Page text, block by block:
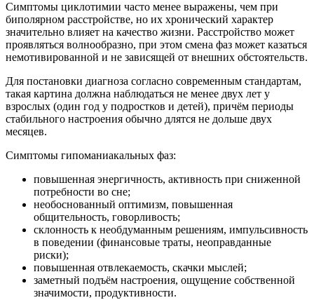
Симптомы циклотимии часто менее выражены, чем при
биполярном расстройстве, но их хронический характер
значительно влияет на качество жизни. Расстройство может
проявляться волнообразно, при этом смена фаз может казаться
немотивированной и не зависящей от внешних обстоятельств.
Для постановки диагноза согласно современным стандартам,
такая картина должна наблюдаться не менее двух лет у
взрослых (один год у подростков и детей), причём периоды
стабильного настроения обычно длятся не дольше двух
месяцев.
Симптомы гипоманиакальных фаз:
повышенная энергичность, активность при сниженной
потребности во сне;
необоснованный оптимизм, повышенная
общительность, говорливость;
склонность к необдуманным решениям, импульсивность
в поведении (финансовые траты, неоправданные
риски);
повышенная отвлекаемость, скачки мыслей;
заметный подъём настроения, ощущение собственной
значимости, продуктивности.